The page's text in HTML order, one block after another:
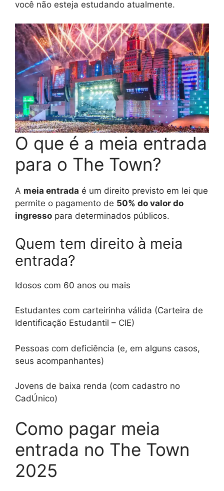
você não esteja estudando atualmente.
O que é a meia entrada
para o The Town?
A meia entrada é um direito previsto em lei que
permite o pagamento de 50% do valor do
ingresso para determinados públicos.
Quem tem direito à meia
entrada?
Idosos com 60 anos ou mais
Estudantes com carteirinha válida (Carteira de
Identificação Estudantil – CIE)
Pessoas com deficiência (e, em alguns casos,
seus acompanhantes)
Jovens de baixa renda (com cadastro no
CadÚnico)
Como pagar meia
entrada no The Town
2025